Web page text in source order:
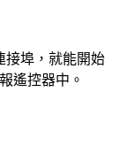
接埠，就能開始
遙控器中。